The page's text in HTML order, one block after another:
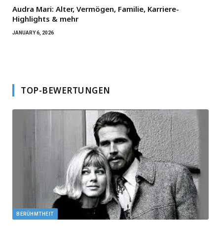
Audra Mari: Alter, Vermögen, Familie, Karriere-
Highlights & mehr
JANUARY 6, 2026
TOP-BEWERTUNGEN
BERÜHMTHEIT